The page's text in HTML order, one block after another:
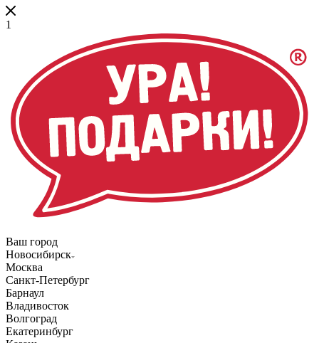
1
Ваш город
Новосибирск
Москва
Санкт-Петербург
Барнаул
Владивосток
Волгоград
Екатеринбург